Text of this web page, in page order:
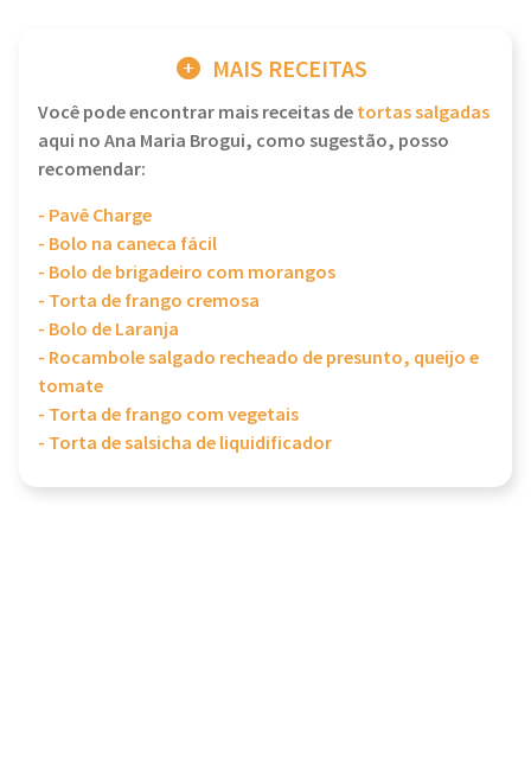
MAIS RECEITAS
Você pode encontrar mais receitas detortas salgadas
aqui no Ana Maria Brogui, como sugestão, posso
recomendar:
- Pavê Charge
- Bolo na caneca fácil
- Bolo de brigadeiro com morangos
- Torta de frango cremosa
- Bolo de Laranja
- Rocambole salgado recheado de presunto, queijo e
tomate
- Torta de frango com vegetais
- Torta de salsicha de liquidificador